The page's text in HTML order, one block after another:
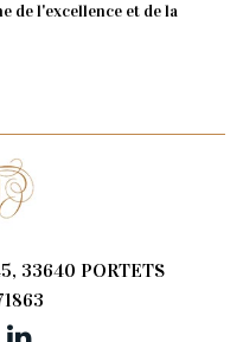
de l'excellence et de la
33640 PORTETS